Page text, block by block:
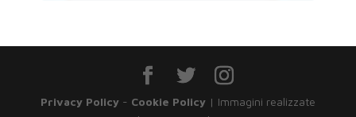
Privacy Policy- Cookie Policy| Immagini realizzate